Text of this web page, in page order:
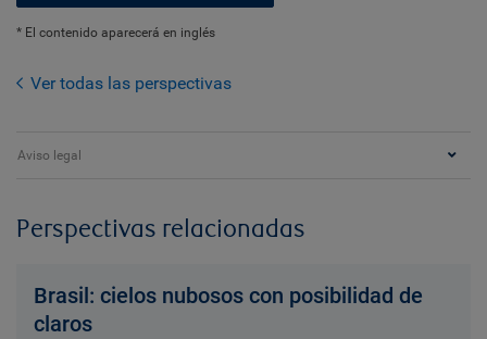
* El contenido aparecerá en inglés
Ver todas las perspectivas
Aviso legal
Perspectivas relacionadas
Brasil: cielos nubosos con posibilidad de
claros